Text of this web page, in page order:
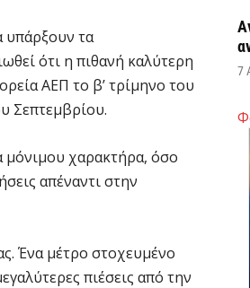
υπάρξουν τα
ότι η πιθανή καλύτερη
ΑΕΠ το β’ τρίμηνο του
Σεπτεμβρίου.
μόνιμου χαρακτήρα, όσο
απέναντι στην
Ένα μέτρο στοχευμένο
πιέσεις από την
7